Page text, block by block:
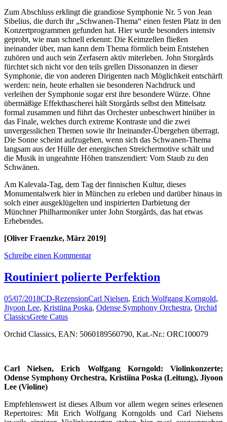
Zum Abschluss erklingt die grandiose Symphonie Nr. 5 von Jean
Sibelius, die durch ihr „Schwanen-Thema“ einen festen Platz in den
Konzertprogrammen gefunden hat. Hier wurde besonders intensiv
geprobt, wie man schnell erkennt: Die Keimzellen fließen
ineinander über, man kann dem Thema förmlich beim Entstehen
zuhören und auch sein Zerfasern aktiv miterleben. John Storgårds
fürchtet sich nicht vor den teils grellen Dissonanzen in dieser
Symphonie, die von anderen Dirigenten nach Möglichkeit entschärft
werden: nein, heute erhalten sie besonderen Nachdruck und
verleihen der Symphonie sogar erst ihre besondere Würze. Ohne
übermäßige Effekthascherei hält Storgårds selbst den Mittelsatz
formal zusammen und führt das Orchester unbeschwert hinüber in
das Finale, welches durch extreme Kontraste und die zwei
unvergesslichen Themen sowie ihr Ineinander-Übergehen überragt.
Die Sonne scheint aufzugehen, wenn sich das Schwanen-Thema
langsam aus der Hülle der energischen Streichermotive schält und
die Musik in ungeahnte Höhen transzendiert: Vom Staub zu den
Schwänen.
Am Kalevala-Tag, dem Tag der finnischen Kultur, dieses
Monumentalwerk hier in München zu erleben und darüber hinaus in
solch einer ausgeklügelten und inspirierten Darbietung der
Münchner Philharmoniker unter John Storgårds, das hat etwas
Erhebendes.
[Oliver Fraenzke, März 2019]
Schreibe einen Kommentar
Routiniert polierte Perfektion
05/07/2018CD-RezensionCarl Nielsen, Erich Wolfgang Korngold,
Jiyoon Lee, Kristiina Poska, Odense Symphony Orchestra, Orchid
ClassicsGrete Catus
Orchid Classics, EAN: 5060189560790, Kat.-Nr.: ORC100079
Carl Nielsen, Erich Wolfgang Korngold: Violinkonzerte;
Odense Symphony Orchestra, Kristiina Poska (Leitung), Jiyoon
Lee (Violine)
Empfehlenswert ist dieses Album vor allem wegen seines erlesenen
Repertoires: Mit Erich Wolfgang Korngolds und Carl Nielsens